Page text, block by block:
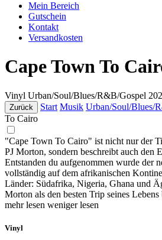
Mein Bereich
Gutschein
Kontakt
Versandkosten
Cape Town To
Vinyl Urban/Soul/Blues/R&B/Gospel
Zurück Start Musik Urban/Soul/Blues/
To Cairo
"Cape Town To Cairo" ist nicht nur der
PJ Morton, sondern beschreibt auch den
Entstanden du aufgenommen wurde der
vollständig auf dem afrikanischen
Länder: Südafrika, Nigeria, Ghana und
Morton als den besten Trip seines Lebens
mehr lesen weniger lesen
Vinyl